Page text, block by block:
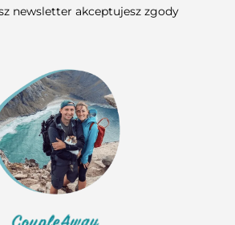
newsletter akceptujesz zgody